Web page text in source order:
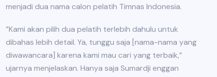
menjadi dua nama calon pelatih Timnas Indonesia.
”Kami akan pilih dua pelatih terlebih dahulu untuk
dibahas lebih detail. Ya, tunggu saja [nama-nama yang
diwawancara] karena kami mau cari yang terbaik,”
ujarnya menjelaskan. Hanya saja Sumardji enggan